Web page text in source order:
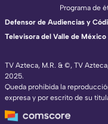
TV Azteca, M.R. & ©, TV
2025.
Queda prohibida la
expresa y por escrito de su
Programa de
Defensor de Audiencias y
Televisora del Valle de México